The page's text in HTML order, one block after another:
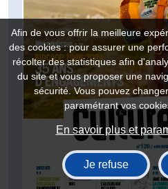
Afin de vous offrir la meilleure
des cookies : pour assurer une
récolter des statistiques afin
du site et vous proposer une
sécurité. Vous pouvez
paramétrant vos
En savoir plus et
Je refuse